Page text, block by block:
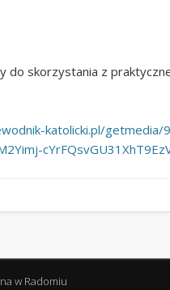
do skorzystania z
katolicki.pl/getmedia/
w Radomiu